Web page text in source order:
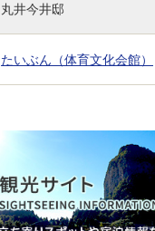
丸井今井邸
たいぶん（体育文化会館）